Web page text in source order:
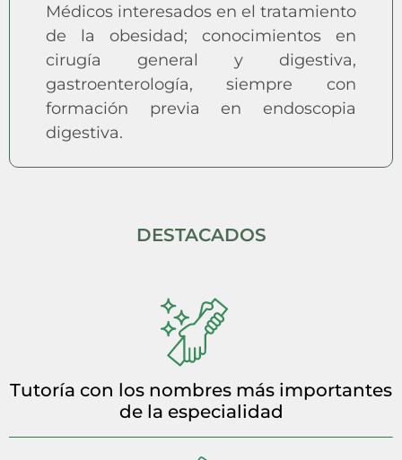
Médicos interesados en el tratamiento
de la obesidad; conocimientos en
cirugía general y digestiva,
gastroenterología, siempre con
formación previa en endoscopia
digestiva.
DESTACADOS
Tutoría con los nombres más importantes
de la especialidad